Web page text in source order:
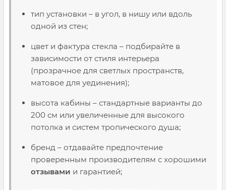
тип установки – в угол, в нишу или вдоль
одной из стен;
цвет и фактура стекла – подбирайте в
зависимости от стиля интерьера
(прозрачное для светлых пространств,
матовое для уединения);
высота кабины – стандартные варианты до
200 см или увеличенные для высокого
потолка и систем тропического душа;
бренд – отдавайте предпочтение
проверенным производителям с хорошими
отзывами и гарантией;